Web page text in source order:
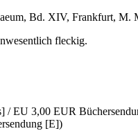
Bd. XIV, Frankfurt, M.
fleckig.
EU 3,00 EUR
[E])